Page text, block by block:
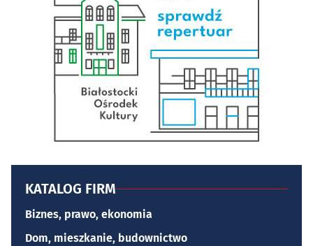
KATALOG FIRM
Biznes, prawo, ekonomia
Dom, mieszkanie, budownictwo